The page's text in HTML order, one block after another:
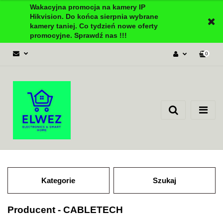
Wakacyjna promocja na kamery IP
Hikvision. Do końca sierpnia wybrane
kamery taniej. Co tydzień nowe oferty
promocyjne. Sprawdź nas !!!
Zgody cookies
0
Kategorie Szukaj
Producent - CABLETECH